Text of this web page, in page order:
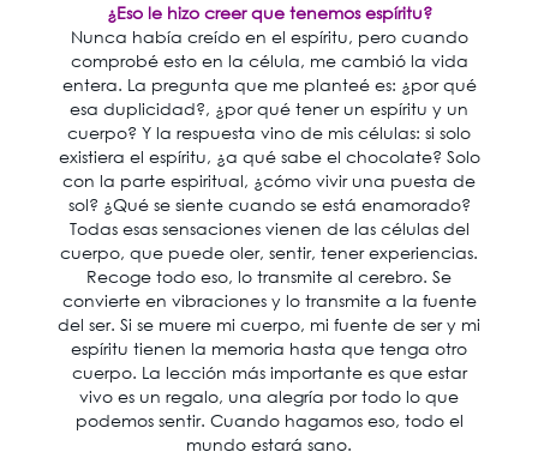
¿Eso le hizo creer que tenemos espíritu?
Nunca había creído en el espíritu, pero cuando
comprobé esto en la célula, me cambió la vida
entera. La pregunta que me planteé es: ¿por qué
esa duplicidad?, ¿por qué tener un espíritu y un
cuerpo? Y la respuesta vino de mis células: si solo
existiera el espíritu, ¿a qué sabe el chocolate? Solo
con la parte espiritual, ¿cómo vivir una puesta de
sol? ¿Qué se siente cuando se está enamorado?
Todas esas sensaciones vienen de las células del
cuerpo, que puede oler, sentir, tener experiencias.
Recoge todo eso, lo transmite al cerebro. Se
convierte en vibraciones y lo transmite a la fuente
del ser. Si se muere mi cuerpo, mi fuente de ser y mi
espíritu tienen la memoria hasta que tenga otro
cuerpo. La lección más importante es que estar
vivo es un regalo, una alegría por todo lo que
podemos sentir. Cuando hagamos eso, todo el
mundo estará sano.